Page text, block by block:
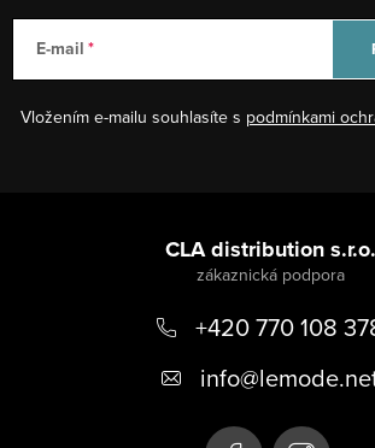
E-mail
Vložením e-mailu souhlasíte s podmínkami
CLA distribution s.r.o.
+420 770 108
info@